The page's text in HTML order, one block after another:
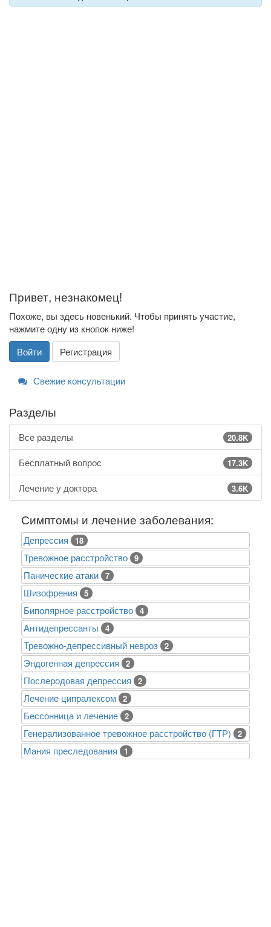
Привет, незнакомец!
Похоже, вы здесь новенький. Чтобы принять участие,
нажмите одну из кнопок ниже!
Войти
Регистрация
Свежие консультации
Разделы
Все разделы 20.8K
Бесплатный вопрос 17.3K
Лечение у доктора 3.6K
Симптомы и лечение заболевания:
Депрессия 18
Тревожное расстройство 9
Панические атаки 7
Шизофрения 5
Биполярное расстройство 4
Антидепрессанты 4
Тревожно-депрессивный невроз 2
Эндогенная депрессия 2
Послеродовая депрессия 2
Лечение ципралексом 2
Бессонница и лечение 2
Генерализованное тревожное расстройство (ГТР) 2
Mания преследования 1